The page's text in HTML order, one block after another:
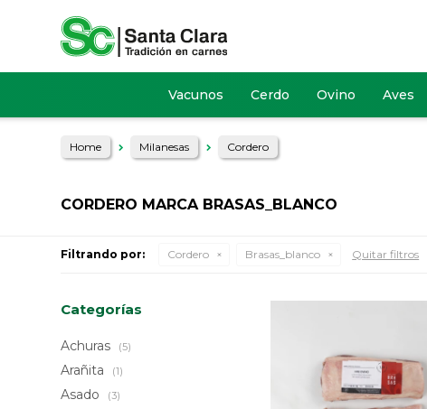
Vacunos Cerdo Ovino Aves
Home Milanesas Cordero
CORDERO MARCA BRASAS_BLANCO
Filtrando por: Cordero Brasas_blanco Quitar filtros
Categorías
Achuras (5)
Arañita (1)
Asado (3)